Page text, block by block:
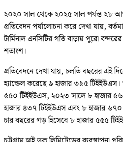
২০২০ সাল থেকে ২০২৫ সাল পর্যন্ত ২৮
প্রতিবেদন পর্যালোচনা করে দেখা যায়,
টার্মিনাল এনসিটির গতি বাড়ায় পুরো
শতাংশ।
প্রতিবেদনে দেখা যায়, চলতি বছরের এই
হ্যান্ডেল করেছে ৯ হাজার ৩৯৫
৫৫০ টিইইউএস, ২০২৩ সালে ৮ হাজার
হাজার ৪৩৭ টিইইউএস এবং ৮ হাজার ৬৭০
চার বছরের গড় হিসেবে ৮ হাজার ৫৫৫